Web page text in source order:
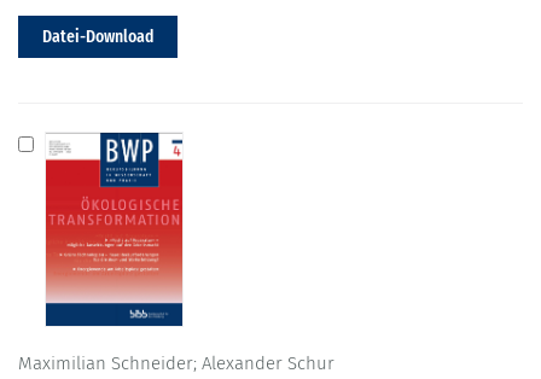
Datei-Download
Maximilian Schneider; Alexander Schur